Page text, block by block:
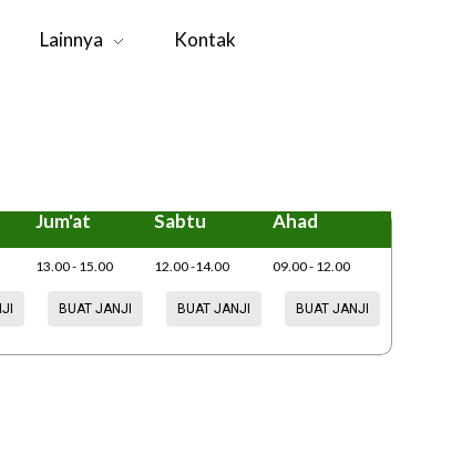
Lainnya Kontak
Jum'at
13.00 - 15.00
BUAT JANJI
Sabtu
12.00 -14.00
BUAT JANJI
Ahad
09.00 - 12.00
BUAT JANJI